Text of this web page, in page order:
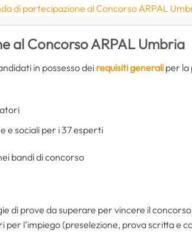
di partecipazione al Concorso ARPAL
al Concorso ARPAL Umbria
in possesso dei requisiti generali per la
e sociali per i 37 esperti
bandi di concorso
di prove da superare per vincere il
l’impiego (preselezione, prova scritta e